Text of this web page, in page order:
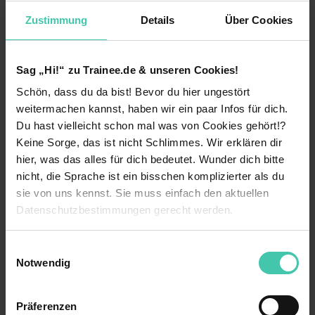
Zustimmung Details Über Cookies
Sag „Hi!“ zu Trainee.de & unseren Cookies!
Schön, dass du da bist! Bevor du hier ungestört
weitermachen kannst, haben wir ein paar Infos für dich.
Du hast vielleicht schon mal was von Cookies gehört!?
Keine Sorge, das ist nicht Schlimmes. Wir erklären dir
hier, was das alles für dich bedeutet. Wunder dich bitte
nicht, die Sprache ist ein bisschen komplizierter als du
sie von uns kennst. Sie muss einfach den aktuellen
Datenschutzbestimmungen gerecht werden.
Benutzung der Webseite getroffenen Einstellungen zu
Notwendig
Präferenzen
Traineegehalt im Bereich Einkauf
Einkauf bereits Verantwortung, koordinierst
tätig. Bei solchen anspruchsvollen Aufgaben fällt
auch das Gehalt überdurchschnittlich hoch aus.
Aber das ist auch ok: Schließlich gehst du als
Einkäufer, der auch mal neue Trendprodukte ins
Sortiment aufnimmt, mitunter ein Risiko ein.
Das Einstiegsgehalt als Trainee im Bereich
Einkauf
das sind 2500 Euro brutto im Monat. Im
Euro brutto im Trainee-Programm. Als